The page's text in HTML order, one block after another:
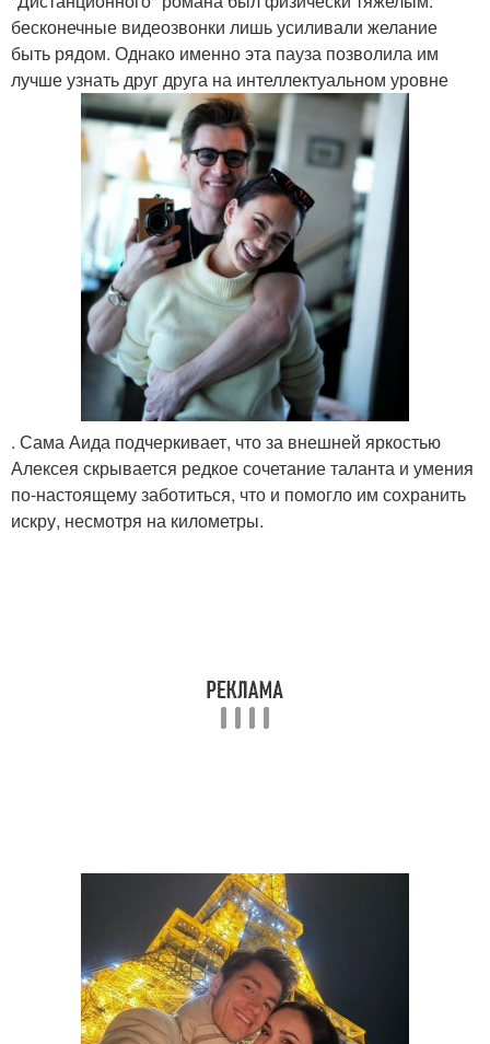
бесконечные видеозвонки лишь усиливали желание
быть рядом. Однако именно эта пауза позволила им
лучше узнать друг друга на интеллектуальном уровне
. Сама Аида подчеркивает, что за внешней яркостью
Алексея скрывается редкое сочетание таланта и умения
по-настоящему заботиться, что и помогло им сохранить
искру, несмотря на километры.